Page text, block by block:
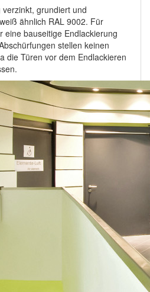
grundiert und
ähnlich RAL 9002. Für
eine bauseitige Endlackierung
stellen keinen
die Türen vor dem Endlackieren